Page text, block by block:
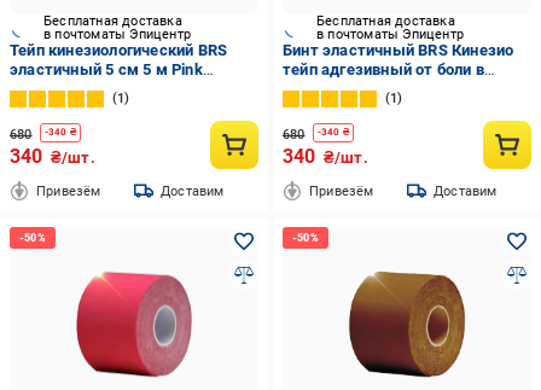
Бесплатная доставка
в почтоматы Эпицентр
Тейп кинезиологический BRS
эластичный 5 см 5 м Pink
(552498039)
1
680 -340 ₴
340 ₴/шт.
Привезём Доставим
Бесплатная доставка
в почтоматы Эпицентр
Бинт эластичный BRS Кинезио
тейп адгезивный от боли в
мышцах и суставах 5 см х 5 м
Yellow (425841681)
1
680 -340 ₴
340 ₴/шт.
Привезём Доставим